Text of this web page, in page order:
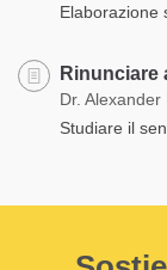
Elaborazione
Rinunciare
Dr. Alexander
Studiare il